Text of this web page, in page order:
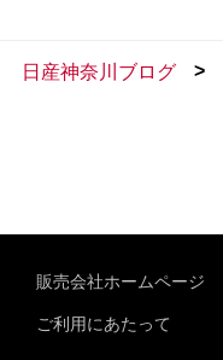
日産神奈川ブログ >
販売会社ホームページ
ご利用にあたって